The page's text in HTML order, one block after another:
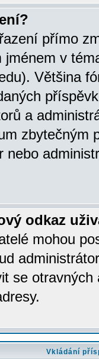
přímo
v
Většina
a
zbytečným
nebo
odkaz
mohou
se
Vkládání